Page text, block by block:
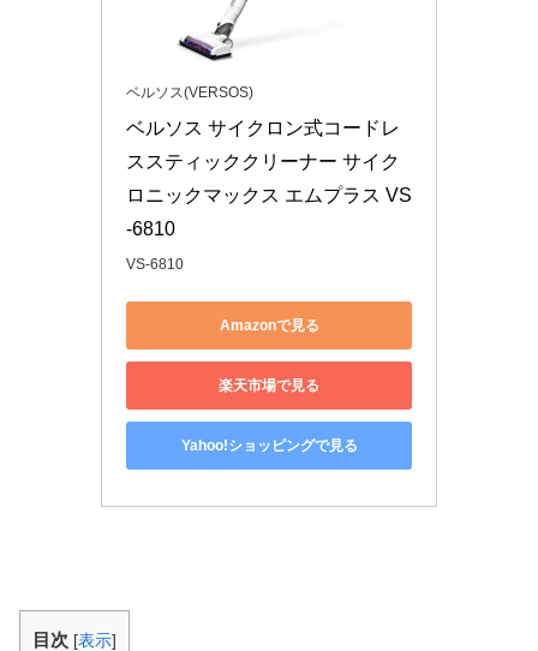
ベルソス(VERSOS)
ベルソス サイクロン式コードレ
ススティッククリーナー サイク
ロニックマックス エムプラス VS
-6810
VS-6810
Amazonで見る
楽天市場で見る
Yahoo!ショッピングで見る
目次 [表示]